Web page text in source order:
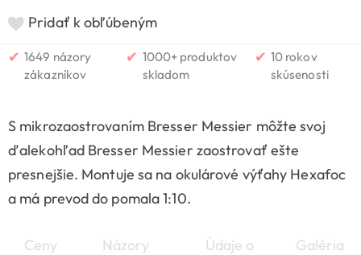
Pridať k obľúbeným
✔ 1649 názory
zákazníkov
✔ 1000+ produktov
skladom
✔ 10 rokov
skúsenosti
S mikrozaostrovaním Bresser Messier môžte svoj
ďalekohľad Bresser Messier zaostrovať ešte
presnejšie. Montuje sa na okulárové výťahy Hexafoc
a má prevod do pomala 1:10.
Ceny
Názory
Údaje o
Galéria